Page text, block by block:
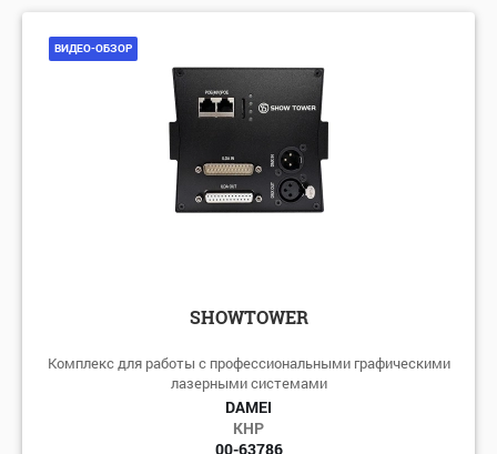
ВИДЕО-ОБЗОР
SHOWTOWER
Комплекс для работы с профессиональными графическими
лазерными системами
DAMEI
КНР
00-63786